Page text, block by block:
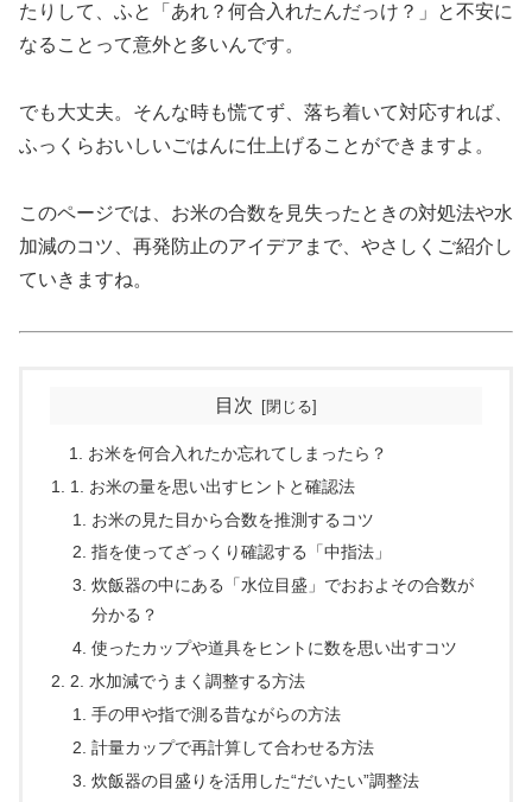
たりして、ふと「あれ？何合入れたんだっけ？」と不安に
なることって意外と多いんです。
でも大丈夫。そんな時も慌てず、落ち着いて対応すれば、
ふっくらおいしいごはんに仕上げることができますよ。
このページでは、お米の合数を見失ったときの対処法や水
加減のコツ、再発防止のアイデアまで、やさしくご紹介し
ていきますね。
目次
お米を何合入れたか忘れてしまったら？
1. お米の量を思い出すヒントと確認法
お米の見た目から合数を推測するコツ
指を使ってざっくり確認する「中指法」
炊飯器の中にある「水位目盛」でおおよその合数が
分かる？
使ったカップや道具をヒントに数を思い出すコツ
2. 水加減でうまく調整する方法
手の甲や指で測る昔ながらの方法
計量カップで再計算して合わせる方法
炊飯器の目盛りを活用した“だいたい”調整法